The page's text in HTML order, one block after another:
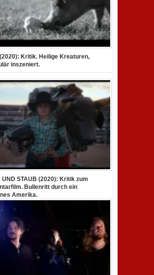
Kritik. Heilige Kreaturen,
inszeniert.
UND STAUB (2020): Kritik zum
Bullenritt durch ein
Amerika.